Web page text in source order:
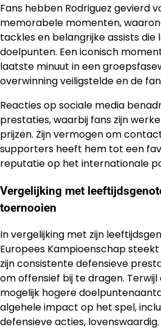
Fans hebben Rodriguez gevierd
memorabele momenten,
tackles en belangrijke assists
doelpunten. Een iconisch
laatste minuut in een
overwinning veiligstelde en de
Reacties op sociale media
prestaties, waarbij fans zijn
prijzen. Zijn vermogen om
supporters heeft hem tot een
reputatie op het internationale
Vergelijking met
toernooien
In vergelijking met zijn
Europees Kampioenschap
zijn consistente defensieve
om offensief bij te dragen.
mogelijk hogere
algehele impact op het spel,
defensieve acties, lovenswaardig.